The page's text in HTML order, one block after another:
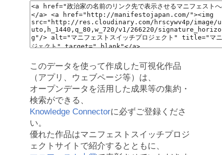
このデータを使って作成した可視化作品
（アプリ、ウェブページ等）は、
オープンデータを活用した成果等の集約・
検索ができる、
Knowledge Connectorに必ずご登録くださ
い。
優れた作品はマニフェストスイッチプロジ
ェクトサイトで紹介するとともに、